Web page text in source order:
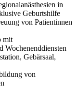
in
Geburtshilfe
von Patientinnen
mit
Wochenenddiensten
Gebärsaal,
von